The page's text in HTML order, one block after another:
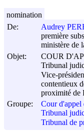
De:
Audrey
première
ministère de
Objet:
COUR
Tribunal
Vice-
contentieux
proximité de
Groupe:
Cour d'appel
Tribunal
Tribunal de
nomination